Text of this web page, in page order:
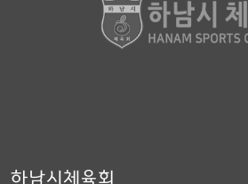
하남시체육회